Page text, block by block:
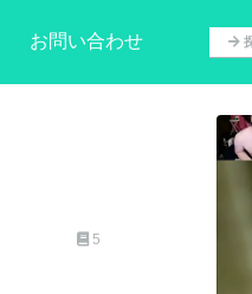
お問い合わせ
5